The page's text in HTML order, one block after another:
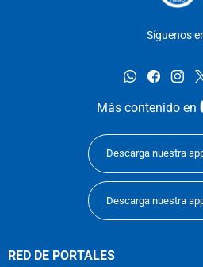
Síguenos
whatsapp
Más contenido en
Descarga nuestra
Descarga nuestra
RED DE PORTALES